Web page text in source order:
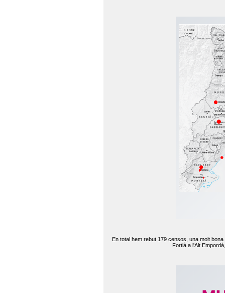
En total hem rebut 179 censos, una molt
Fortià a l'Alt